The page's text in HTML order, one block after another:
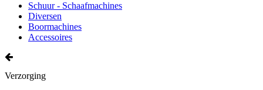
Schuur - Schaafmachines
Diversen
Boormachines
Accessoires
Verzorging